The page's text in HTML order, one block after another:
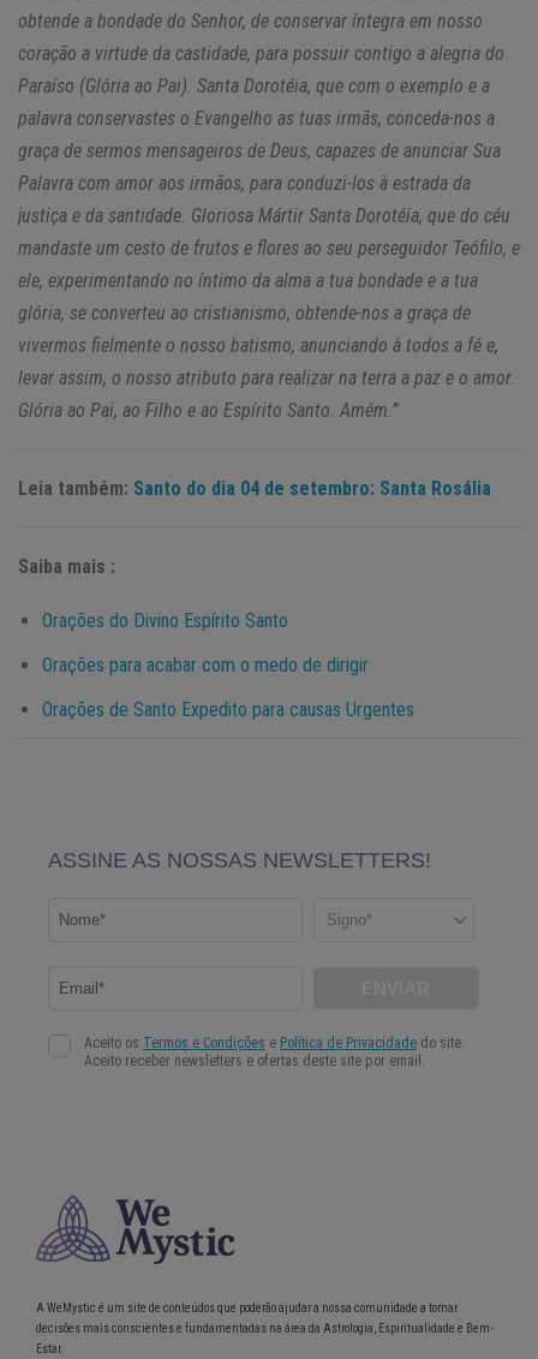
obtende a bondade do Senhor, de conservar íntegra em nosso
coração a virtude da castidade, para possuir contigo a alegria do
Paraíso (Glória ao Pai). Santa Dorotéia, que com o exemplo e a
palavra conservastes o Evangelho as tuas irmãs, conceda-nos a
graça de sermos mensageiros de Deus, capazes de anunciar Sua
Palavra com amor aos irmãos, para conduzi-los à estrada da
justiça e da santidade. Gloriosa Mártir Santa Dorotéia, que do céu
mandaste um cesto de frutos e flores ao seu perseguidor Teófilo, e
ele, experimentando no íntimo da alma a tua bondade e a tua
glória, se converteu ao cristianismo, obtende-nos a graça de
vivermos fielmente o nosso batismo, anunciando à todos a fé e,
levar assim, o nosso atributo para realizar na terra a paz e o amor.
Glória ao Pai, ao Filho e ao Espírito Santo. Amém.”
Leia também: Santo do dia 04 de setembro: Santa Rosália
Saiba mais :
Orações do Divino Espírito Santo
Orações para acabar com o medo de dirigir
Orações de Santo Expedito para causas Urgentes
A WeMystic é um site de conteúdos que poderão ajudar a nossa comunidade a tomar
decisões mais conscientes e fundamentadas na área da Astrologia, Espiritualidade e Bem-
Estar.